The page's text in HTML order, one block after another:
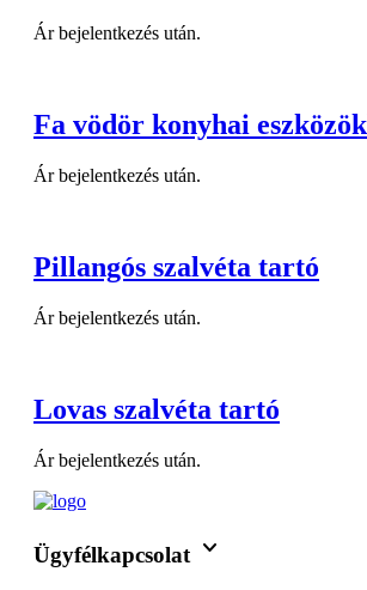
Ár bejelentkezés után.
Fa vödör konyhai
Ár bejelentkezés után.
Pillangós szalvéta tartó
Ár bejelentkezés után.
Lovas szalvéta tartó
Ár bejelentkezés után.
Ügyfélkapcsolat keyboard_arrow_down